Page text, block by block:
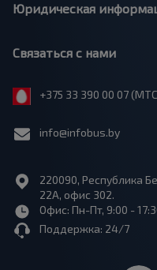
Юридическая
Связаться с нами
+375 33 390 00 07
info@infobus.by
220090, Республика
22А, офис 302.
Офис: Пн-Пт, 9:00 -
Поддержка: 24/7